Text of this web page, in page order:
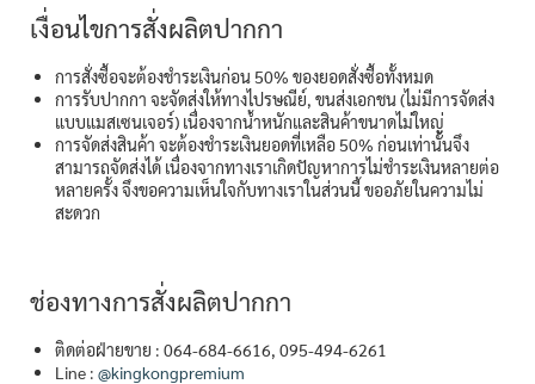
เงื่อนไขการสั่งผลิตปากกา
การสั่งซื้อจะต้องชำระเงินก่อน 50% ของยอดสั่งซื้อทั้งหมด
การรับปากกา จะจัดส่งให้ทางไปรษณีย์, ขนส่งเอกชน (ไม่มีการจัดส่ง
แบบแมสเซนเจอร์) เนื่องจากน้ำหนักและสินค้าขนาดไม่ใหญ่
การจัดส่งสินค้า จะต้องชำระเงินยอดที่เหลือ 50% ก่อนเท่านั้นจึง
สามารถจัดส่งได้ เนื่องจากทางเราเกิดปัญหาการไม่ชำระเงินหลายต่อ
หลายครั้ง จึงขอความเห็นใจกับทางเราในส่วนนี้ ขออภัยในความไม่
สะดวก
ช่องทางการสั่งผลิตปากกา
ติดต่อฝ่ายขาย : 064-684-6616, 095-494-6261
Line : @kingkongpremium